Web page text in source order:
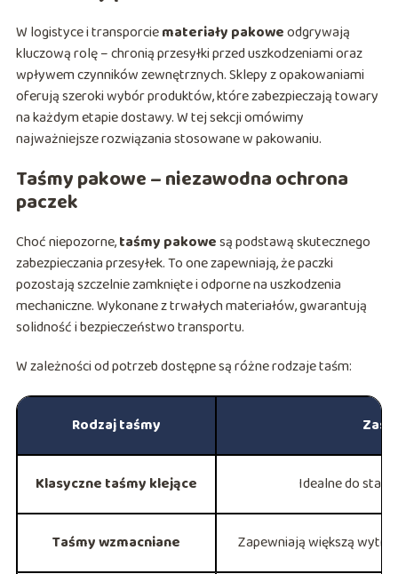
W logistyce i transporciemateriały pakoweodgrywają
kluczową rolę – chronią przesyłki przed uszkodzeniami oraz
wpływem czynników zewnętrznych. Sklepy z opakowaniami
oferują szeroki wybór produktów, które zabezpieczają towary
na każdym etapie dostawy. W tej sekcji omówimy
najważniejsze rozwiązania stosowane w pakowaniu.
Taśmy pakowe – niezawodna ochrona
paczek
Choć niepozorne,taśmy pakowesą podstawą skutecznego
zabezpieczania przesyłek. To one zapewniają, że paczki
pozostają szczelnie zamknięte i odporne na uszkodzenia
mechaniczne. Wykonane z trwałych materiałów, gwarantują
solidność i bezpieczeństwo transportu.
W zależności od potrzeb dostępne są różne rodzaje taśm:
Rodzaj taśmy
Klasyczne taśmy klejące Idealne do
Taśmy wzmacniane Zapewniają większą